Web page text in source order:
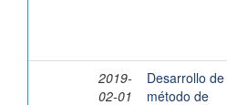
2019-
02-01
Desarrollo de
método de